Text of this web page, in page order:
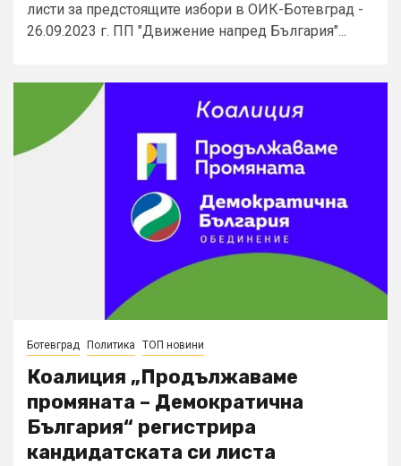
листи за предстоящите избори в ОИК-Ботевград -
26.09.2023 г. ПП "Движение напред България"...
Ботевград Политика ТОП новини
Коалиция „Продължаваме
промяната – Демократична
България“ регистрира
кандидатската си листа